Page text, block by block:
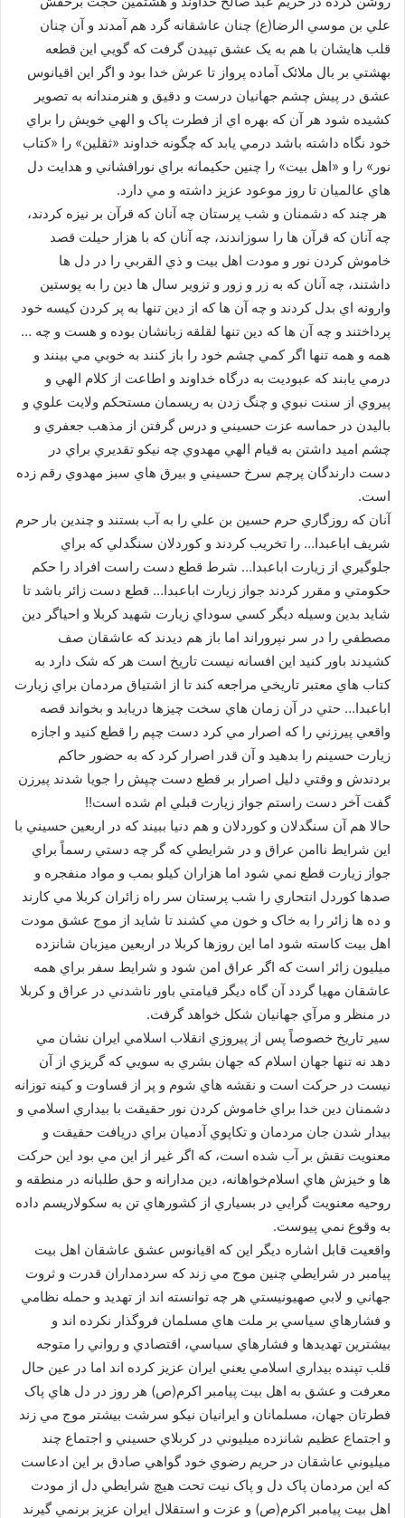
علي بن موسي الرضا(ع) چنان عاشقانه گرد هم آمدند و آن چنان
قلب هايشان با هم به يک عشق تپيدن گرفت که گويي اين قطعه
بهشتي بر بال ملائک آماده پرواز تا عرش خدا بود و اگر اين اقيانوس
عشق در پيش چشم جهانيان درست و دقيق و هنرمندانه به تصوير
کشيده شود هر آن که بهره اي از فطرت پاک و الهي خويش را براي
خود نگاه داشته باشد درمي يابد که چگونه خداوند «ثقلين» را «کتاب
نور» را و «اهل بيت» را چنين حکيمانه براي نورافشاني و هدايت دل
هاي عالميان تا روز موعود عزيز داشته و مي دارد.
هر چند که دشمنان و شب پرستان چه آنان که قرآن بر نيزه کردند،
چه آنان که قرآن ها را سوزاندند، چه آنان که با هزار حيلت قصد
خاموش کردن نور و مودت اهل بيت و ذي القربي را در دل ها
داشتند، چه آنان که به زر و زور و تزوير سال ها دين را به پوستين
وارونه اي بدل کردند و چه آن ها که از دين تنها به پر کردن کيسه خود
پرداختند و چه آن ها که دين تنها لقلقه زبانشان بوده و هست و چه …
همه و همه تنها اگر کمي چشم خود را باز کنند به خوبي مي بينند و
درمي يابند که عبوديت به درگاه خداوند و اطاعت از کلام الهي و
پيروي از سنت نبوي و چنگ زدن به ريسمان مستحکم ولايت علوي و
باليدن در حماسه عزت حسيني و درس گرفتن از مذهب جعفري و
چشم اميد داشتن به قيام الهي مهدوي چه نيکو تقديري براي در
دست دارندگان پرچم سرخ حسيني و بيرق هاي سبز مهدوي رقم زده
است.
آنان که روزگاري حرم حسين بن علي را به آب بستند و چندين بار حرم
شريف اباعبدا… را تخريب کردند و کوردلان سنگدلي که براي
جلوگيري از زيارت اباعبدا… شرط قطع دست راست افراد را حکم
حکومتي و مقرر کردند جواز زيارت اباعبدا… قطع دست زائر باشد تا
شايد بدين وسيله ديگر کسي سوداي زيارت شهيد کربلا و احياگر دين
مصطفي را در سر نپروراند اما باز هم ديدند که عاشقان صف
کشيدند باور کنيد اين افسانه نيست تاريخ است هر که شک دارد به
کتاب هاي معتبر تاريخي مراجعه کند تا از اشتياق مردمان براي زيارت
اباعبدا… حتي در آن زمان هاي سخت چيزها دريابد و بخواند قصه
واقعي پيرزني را که اصرار مي کرد دست چپم را قطع کنيد و اجازه
زيارت حسينم را بدهيد و آن قدر اصرار کرد که به حضور حاکم
بردندش و وقتي دليل اصرار بر قطع دست چپش را جويا شدند پيرزن
گفت آخر دست راستم جواز زيارت قبلي ام شده است!!
حالا هم آن سنگدلان و کوردلان و هم دنيا ببيند که در اربعين حسيني با
اين شرايط ناامن عراق و در شرايطي که گر چه دستي رسماً براي
جواز زيارت قطع نمي شود اما هزاران کيلو بمب و مواد منفجره و
صدها کوردل انتحاري را شب پرستان سر راه زائران کربلا مي کارند
و ده ها زائر را به خاک و خون مي کشند تا شايد از موج عشق مودت
اهل بيت کاسته شود اما اين روزها کربلا در اربعين ميزبان شانزده
ميليون زائر است که اگر عراق امن شود و شرايط سفر براي همه
عاشقان مهيا گردد آن گاه ديگر قيامتي باور ناشدني در عراق و کربلا
در منظر و مرآي جهانيان شکل خواهد گرفت.
سير تاريخ خصوصاً پس از پيروزي انقلاب اسلامي ايران نشان مي
دهد نه تنها جهان اسلام که جهان بشري به سويي که گريزي از آن
نيست در حرکت است و نقشه هاي شوم و پر از قساوت و کينه توزانه
دشمنان دين خدا براي خاموش کردن نور حقيقت با بيداري اسلامي و
بيدار شدن جان مردمان و تکاپوي آدميان براي دريافت حقيقت و
معنويت نقش بر آب شده است، که اگر غير از اين مي بود اين حرکت
ها و خيزش هاي اسلام‌خواهانه، دين مدارانه و حق طلبانه در منطقه و
روحيه معنويت گرايي در بسياري از کشورهاي تن به سکولاريسم داده
به وقوع نمي پيوست.
واقعيت قابل اشاره ديگر اين که اقيانوس عشق عاشقان اهل بيت
پيامبر در شرايطي چنين موج مي زند که سردمداران قدرت و ثروت
جهاني و لابي صهيونيستي هر چه توانسته اند از تهديد و حمله نظامي
و فشارهاي سياسي بر ملت هاي مسلمان فروگذار نکرده اند و
بيشترين تهديدها و فشارهاي سياسي، اقتصادي و رواني را متوجه
قلب تپنده بيداري اسلامي يعني ايران عزيز کرده اند اما در عين حال
معرفت و عشق به اهل بيت پيامبر اکرم(ص) هر روز در دل هاي پاک
فطرتان جهان، مسلمانان و ايرانيان نيکو سرشت بيشتر موج مي زند
و اجتماع عظيم شانزده ميليوني در کربلاي حسيني و اجتماع چند
ميليوني عاشقان در حريم رضوي خود گواهي صادق بر اين ادعاست
که اين مردمان پاک دل و پاک نيت تحت هيچ شرايطي دل از مودت
اهل بيت پيامبر اکرم(ص) و عزت و استقلال ايران عزيز برنمي گيرند